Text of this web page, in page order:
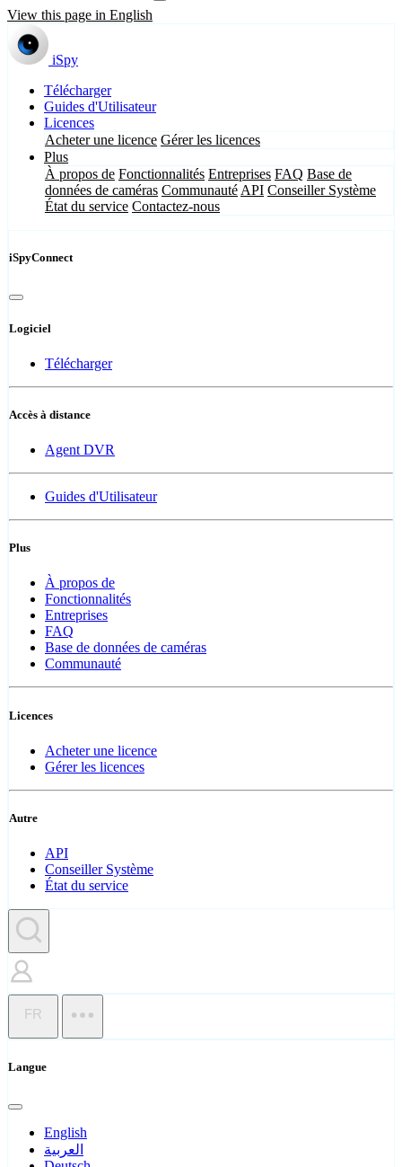
View this page in English
iSpy
Télécharger
Guides d'Utilisateur
Licences
Acheter une licence Gérer les licences
Plus
À propos de Fonctionnalités Entreprises FAQ Base de
données de caméras Communauté API Conseiller Système
État du service Contactez-nous
iSpyConnect
Logiciel
Télécharger
Accès à distance
Agent DVR
Guides d'Utilisateur
Plus
À propos de
Fonctionnalités
Entreprises
FAQ
Base de données de caméras
Communauté
Licences
Acheter une licence
Gérer les licences
Autre
API
Conseiller Système
État du service
FR
Langue
English
العربية